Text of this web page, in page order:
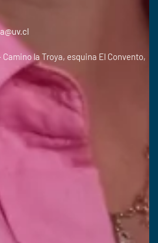
Camino la Troya, esquina El Convento,